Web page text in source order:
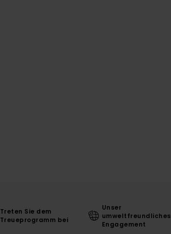
Treten Sie dem
Treueprogramm bei
Unser
umweltfreundliches
Engagement